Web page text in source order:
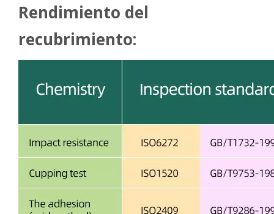
Rendimiento del
recubrimiento: